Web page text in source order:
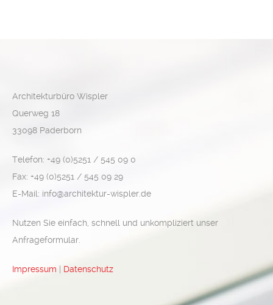
Architekturbüro Wispler
Querweg 18
33098 Paderborn
Telefon: +49 (0)5251 / 545 09 0
Fax: +49 (0)5251 / 545 09 29
E-Mail: info@architektur-wispler.de
Nutzen Sie einfach, schnell und unkompliziert unser
Anfrageformular.
Impressum Datenschutz